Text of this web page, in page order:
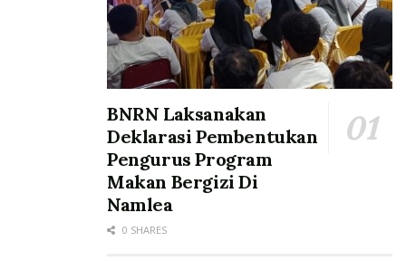
BNRN Laksanakan
Deklarasi Pembentukan
Pengurus Program
Makan Bergizi Di
Namlea
0 SHARES